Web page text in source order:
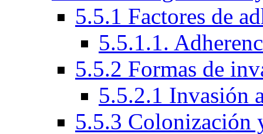
5.5.1 Factores de
5.5.1.1.
5.5.2 Formas de
5.5.2.1 Invasión
5.5.3 Colonización